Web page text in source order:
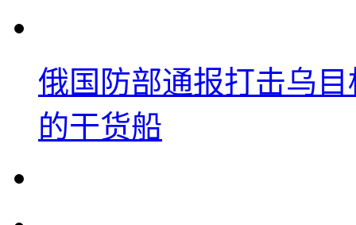
俄国防部通报打击乌
的干货船